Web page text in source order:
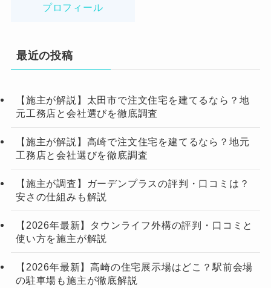
プロフィール
最近の投稿
【施主が解説】太田市で注文住宅を建てるなら？地
元工務店と会社選びを徹底調査
【施主が解説】高崎で注文住宅を建てるなら？地元
工務店と会社選びを徹底調査
【施主が調査】ガーデンプラスの評判・口コミは？
安さの仕組みも解説
【2026年最新】タウンライフ外構の評判・口コミと
使い方を施主が解説
【2026年最新】高崎の住宅展示場はどこ？駅前会場
の駐車場も施主が徹底解説